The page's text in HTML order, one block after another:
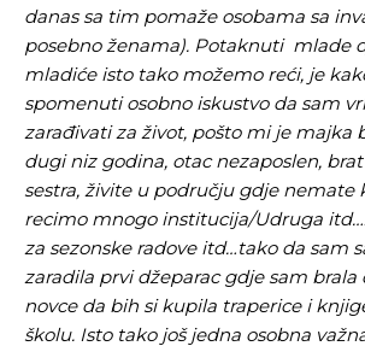
danas sa tim pomaže osobama sa
posebno ženama). Potaknuti mlade
mladiće isto tako možemo reći, je
spomenuti osobno iskustvo da sam
zarađivati za život, pošto mi je majka
dugi niz godina, otac nezaposlen,
sestra, živite u području gdje nemate
recimo mnogo institucija/Udruga
za sezonske radove itd…tako da sam
zaradila prvi džeparac gdje sam
novce da bih si kupila traperice i
školu. Isto tako još jedna osobna